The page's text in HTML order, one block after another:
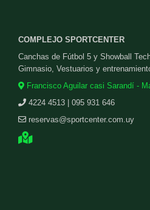
COMPLEJO SPORTCENTER
Canchas de Fútbol 5 y Showball
Gimnasio, Vestuarios y
Francisco Aguilar casi Sarandí -
4224 4513 | 095 931 646
reservas@sportcenter.com.uy